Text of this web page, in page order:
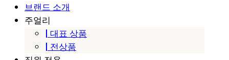
브랜드 소개
주얼리
| 대표 상품
| 전상품